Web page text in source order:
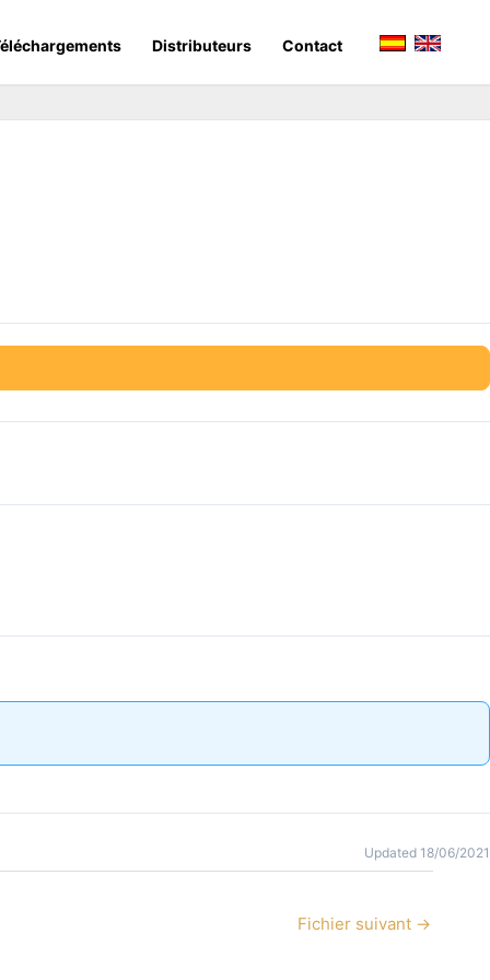
Distributeurs Contact
Updated 18/06/2021
Fichier suivant →